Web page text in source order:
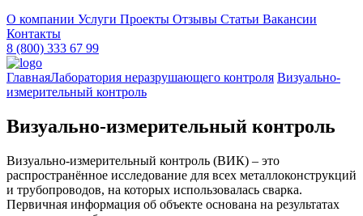
О компании Услуги Проекты Отзывы Статьи Вакансии
Контакты
8 (800) 333 67 99
ГлавнаяЛаборатория неразрушающего контроля Визуально-
измерительный контроль
Визуально-измерительный контроль
Визуально-измерительный контроль (ВИК) – это
распространённое исследование для всех металлоконструкций
и трубопроводов, на которых использовалась сварка.
Первичная информация об объекте основана на результатах